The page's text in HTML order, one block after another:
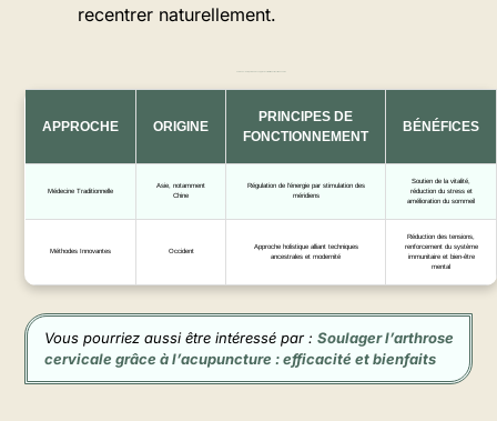
recentrer naturellement.
APPROCHE ORIGINE
PRINCIPES DE
FONCTIONNEMENT
BÉNÉFICES
Médecine Traditionnelle
Asie, notamment
Chine
Régulation de l’énergie par stimulation des
méridiens
Soutien de la vitalité,
réduction du stress et
amélioration du sommeil
Méthodes Innovantes Occident
Approche holistique alliant techniques
ancestrales et modernité
Réduction des tensions,
renforcement du système
immunitaire et bien-être
mental
Vous pourriez aussi être intéressé par : Soulager l’arthrose
cervicale grâce à l’acupuncture : efficacité et bienfaits